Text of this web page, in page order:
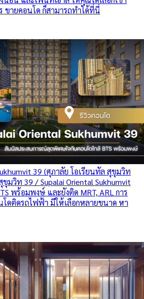
ขายคอนโด ก็สามารถทำได้ที่นี่
39 (ศุภาลัย โอเรียนทัล สุขุมวิท
มวิท 39 / Supalai Oriental Sukhumvit
พร้อมพงษ์ และยังติด MRT, ARL การ
โดติดรถไฟฟ้า มีให้เลือกหลายขนาด หา